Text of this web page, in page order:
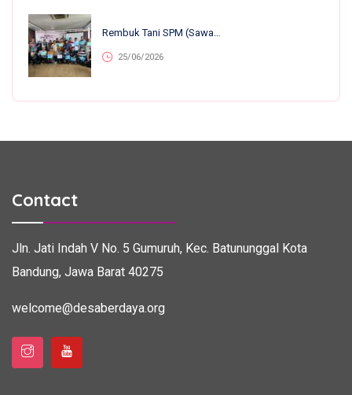
Rembuk Tani SPM (Sawah Pokok Murah) Se-Jawa Barat: Perkuat Kolaborasi Petani Untuk Kemandirian Dan Ketahanan Pangan
25/06/2026
Contact
Jln. Jati Indah V No. 5 Gumuruh, Kec. Batununggal Kota
Bandung, Jawa Barat 40275
welcome@desaberdaya.org